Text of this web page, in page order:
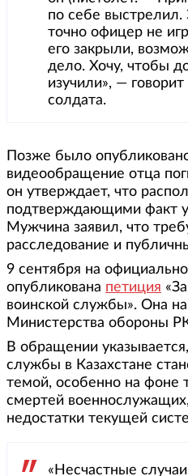
по себе выстрелил.
точно офицер не
его закрыли,
дело. Хочу, чтобы
изучили», —
солдата.
Позже было
видеообращение отца
он утверждает, что
подтверждающими факт
Мужчина заявил, что
расследование и
9 сентября на
опубликована петиция
воинской службы». Она
Министерства обороны
В обращении
службы в Казахстане
темой, особенно на фоне
смертей
недостатки текущей
«Несчастные